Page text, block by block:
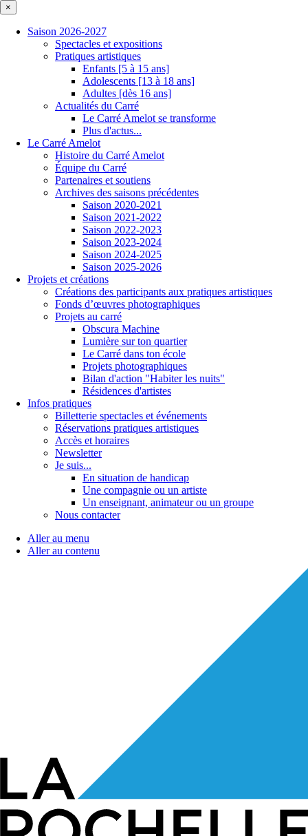
×
Saison 2026-2027
Spectacles et expositions
Pratiques artistiques
Enfants [5 à 15 ans]
Adolescents [13 à 18 ans]
Adultes [dès 16 ans]
Actualités du Carré
Le Carré Amelot se transforme
Plus d'actus...
Le Carré Amelot
Histoire du Carré Amelot
Équipe du Carré
Partenaires et soutiens
Archives des saisons précédentes
Saison 2020-2021
Saison 2021-2022
Saison 2022-2023
Saison 2023-2024
Saison 2024-2025
Saison 2025-2026
Projets et créations
Créations des participants aux pratiques artistiques
Fonds d’œuvres photographiques
Projets au carré
Obscura Machine
Lumière sur ton quartier
Le Carré dans ton école
Projets photographiques
Bilan d'action "Habiter les nuits"
Résidences d'artistes
Infos pratiques
Billetterie spectacles et événements
Réservations pratiques artistiques
Accès et horaires
Newsletter
Je suis...
En situation de handicap
Une compagnie ou un artiste
Un enseignant, animateur ou un groupe
Nous contacter
Aller au menu
Aller au contenu